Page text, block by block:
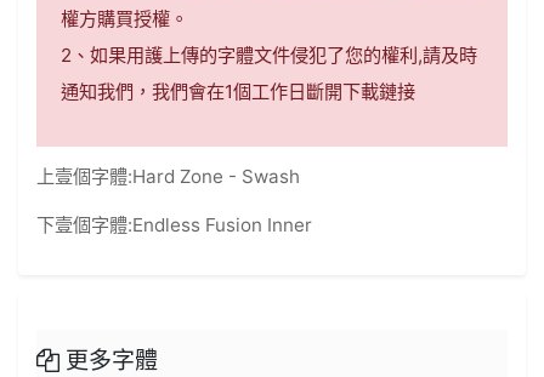
權方購買授權。
2、如果用護上傳的字體文件侵犯了您的權利,請及時
通知我們，我們會在1個工作日斷開下載鏈接
上壹個字體:Hard Zone - Swash
下壹個字體:Endless Fusion Inner
更多字體